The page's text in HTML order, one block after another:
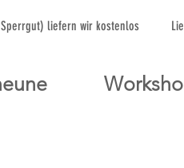
Sperrgut) liefern wir kostenlos